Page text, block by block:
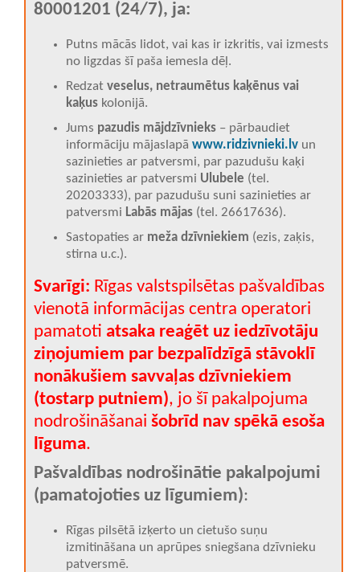
80001201 (24/7), ja:
Putns mācās lidot, vai kas ir izkritis, vai izmests
no ligzdas šī paša iemesla dēļ.
Redzat veselus, netraumētus kaķēnus vai
kaķus kolonijā.
Jums pazudis mājdzīvnieks – pārbaudiet
informāciju mājaslapā www.ridzivnieki.lv un
sazinieties ar patversmi, par pazudušu kaķi
sazinieties ar patversmi Ulubele (tel.
20203333), par pazudušu suni sazinieties ar
patversmi Labās mājas (tel. 26617636).
Sastopaties ar meža dzīvniekiem (ezis, zaķis,
stirna u.c.).
Svarīgi: Rīgas valstspilsētas pašvaldības
vienotā informācijas centra operatori
pamatoti atsaka reaģēt uz iedzīvotāju
ziņojumiem par bezpalīdzīgā stāvoklī
nonākušiem savvaļas dzīvniekiem
(tostarp putniem), jo šī pakalpojuma
nodrošināšanai šobrīd nav spēkā esoša
līguma.
Pašvaldības nodrošinātie pakalpojumi
(pamatojoties uz līgumiem):
Rīgas pilsētā izķerto un cietušo suņu
izmitināšana un aprūpes sniegšana dzīvnieku
patversmē.